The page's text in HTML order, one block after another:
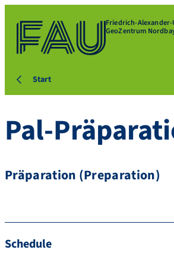
Friedrich-
GeoZentrum
Start
Pal-
Präparation (Preparation)
Schedule